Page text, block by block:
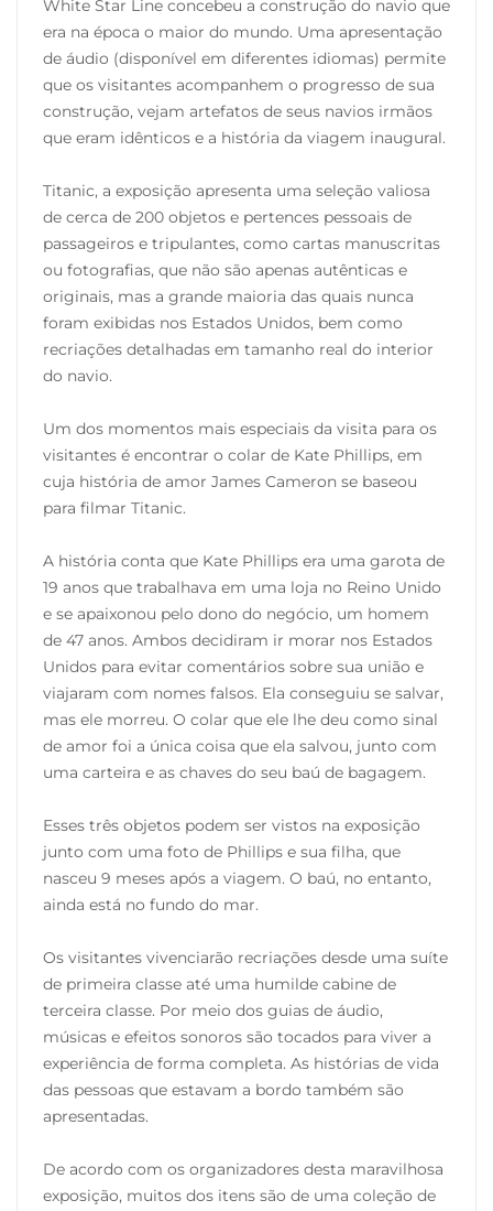
White Star Line concebeu a construção do navio que
era na época o maior do mundo. Uma apresentação
de áudio (disponível em diferentes idiomas) permite
que os visitantes acompanhem o progresso de sua
construção, vejam artefatos de seus navios irmãos
que eram idênticos e a história da viagem inaugural.
Titanic, a exposição apresenta uma seleção valiosa
de cerca de 200 objetos e pertences pessoais de
passageiros e tripulantes, como cartas manuscritas
ou fotografias, que não são apenas autênticas e
originais, mas a grande maioria das quais nunca
foram exibidas nos Estados Unidos, bem como
recriações detalhadas em tamanho real do interior
do navio.
Um dos momentos mais especiais da visita para os
visitantes é encontrar o colar de Kate Phillips, em
cuja história de amor James Cameron se baseou
para filmar Titanic.
A história conta que Kate Phillips era uma garota de
19 anos que trabalhava em uma loja no Reino Unido
e se apaixonou pelo dono do negócio, um homem
de 47 anos. Ambos decidiram ir morar nos Estados
Unidos para evitar comentários sobre sua união e
viajaram com nomes falsos. Ela conseguiu se salvar,
mas ele morreu. O colar que ele lhe deu como sinal
de amor foi a única coisa que ela salvou, junto com
uma carteira e as chaves do seu baú de bagagem.
Esses três objetos podem ser vistos na exposição
junto com uma foto de Phillips e sua filha, que
nasceu 9 meses após a viagem. O baú, no entanto,
ainda está no fundo do mar.
Os visitantes vivenciarão recriações desde uma suíte
de primeira classe até uma humilde cabine de
terceira classe. Por meio dos guias de áudio,
músicas e efeitos sonoros são tocados para viver a
experiência de forma completa. As histórias de vida
das pessoas que estavam a bordo também são
apresentadas.
De acordo com os organizadores desta maravilhosa
exposição, muitos dos itens são de uma coleção de